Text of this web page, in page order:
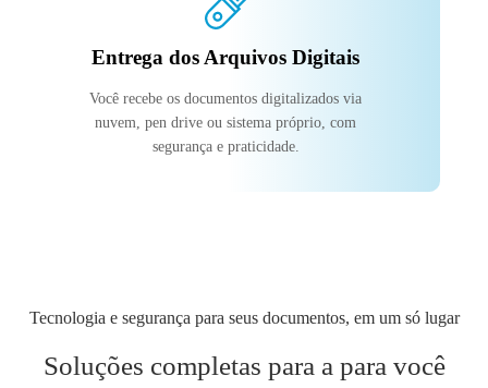
Entrega dos Arquivos Digitais
Você recebe os documentos digitalizados via
nuvem, pen drive ou sistema próprio, com
segurança e praticidade.
Tecnologia e segurança para seus documentos, em um só lugar
Soluções completas para a para você